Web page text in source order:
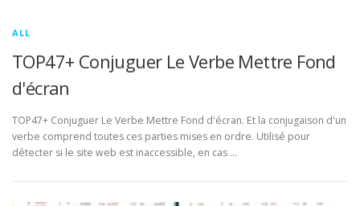
ALL
TOP47+ Conjuguer Le Verbe Mettre Fond
d'écran
TOP47+ Conjuguer Le Verbe Mettre Fond d'écran. Et la conjugaison d'un
verbe comprend toutes ces parties mises en ordre. Utilisé pour
détecter si le site web est inaccessible, en cas …